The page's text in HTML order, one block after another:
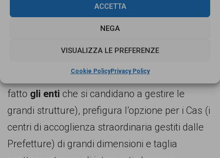
ACCETTA
NEGA
VISUALIZZA LE PREFERENZE
Cookie PolicyPrivacy Policy
disposto delle norme contenute nel decreto
legge n.113, con il nuovo capitolato di appalto
die pro capite per l’accoglienza, favorendo di
fatto gli enti che si candidano a gestire le
grandi strutture), prefigura l’opzione per i Cas (i
centri di accoglienza straordinaria gestiti dalle
Prefetture) di grandi dimensioni e taglia